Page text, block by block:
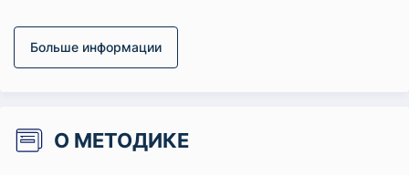
Больше информации
О МЕТОДИКЕ